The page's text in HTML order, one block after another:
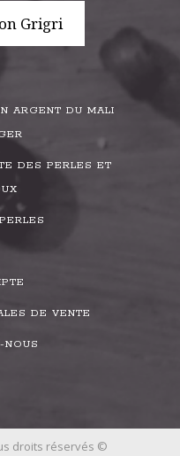
Grigri
ARGENT DU MALI
DES PERLES ET
DE VENTE
NOUS
droits réservés ©